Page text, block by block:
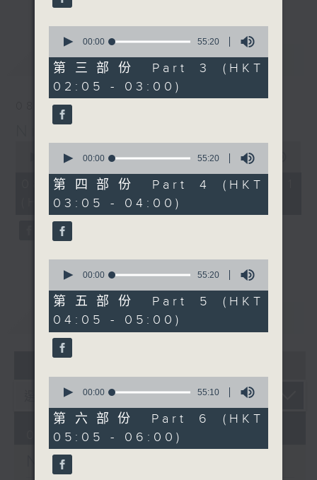
When you are alone and sleepless,
please remember good music is
always there on Radio 4.
「長夜細聽」節目當然少不了氣質優雅的作
品，每晚亦會精選一些中國音樂送上。週五和
如果哪天你不能入睡，別忘了第四台這裡總有
值得細聽的音樂。
最新 LATEST
08/08/2026
Night Music 長夜細聽
seconds
minutes,
seconds
00:00 55:00
08/08/2026 - 第一部份 Part 1
(HKT 00:05 - 01:00)
重溫 CATCHUP
08/08/2026
Night Music 長夜細聽
seconds
55
minutes,
20
seconds
00:00 55:20
第三部份 Part 3 (HKT
02:05 - 03:00)
seconds
55
minutes,
20
seconds
00:00 55:20
第四部份 Part 4 (HKT
03:05 - 04:00)
seconds
55
minutes,
20
seconds
00:00 55:20
第五部份 Part 5 (HKT
04:05 - 05:00)
seconds
55
minutes,
10
seconds
00:00 55:10
第六部份 Part 6 (HKT
05:05 - 06:00)